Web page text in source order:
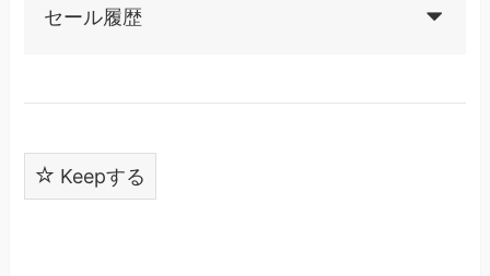
セール履歴
Keepする